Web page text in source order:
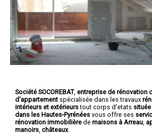
Société SOCOREBAT, entreprise de rénovation
d'appartement spécialisée dans les travaux
intérieurs et extérieurstout corps d'etats
dans les Hautes-Pyrénées vous offre ses
rénovation immobilière de maisons à Arreau
manoirs châteaux.